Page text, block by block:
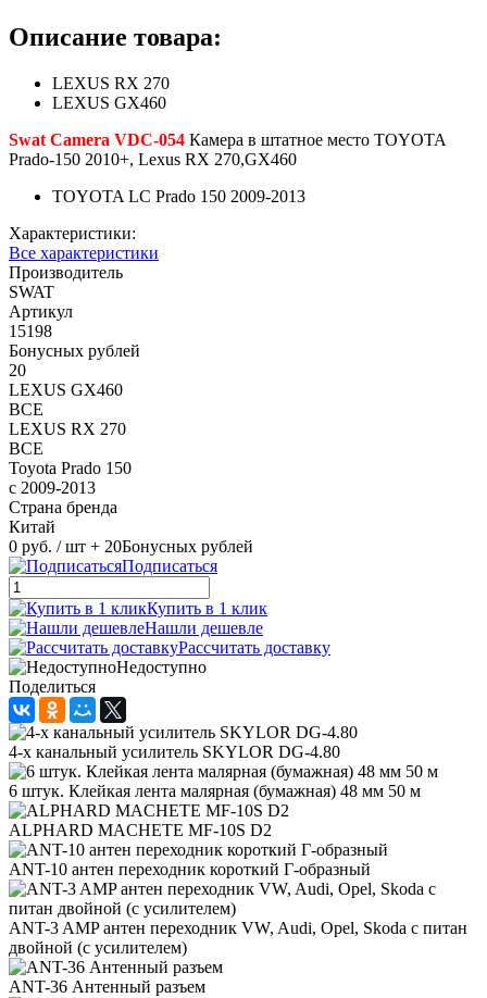
Описание товара:
LEXUS RX 270
LEXUS GX460
Swat Camera VDC-054 Камера в штатное место TOYOTA
Prado-150 2010+, Lexus RX 270,GX460
TOYOTA LC Prado 150 2009-2013
Характеристики:
Все характеристики
Производитель
SWAT
Артикул
15198
Бонусных рублей
20
LEXUS GX460
ВСЕ
LEXUS RX 270
ВСЕ
Toyota Prado 150
с 2009-2013
Страна бренда
Китай
0 руб. / шт + 20Бонусных рублей
Подписаться
Купить в 1 клик
Нашли дешевле
Рассчитать доставку
Недоступно
Поделиться
4-х канальный усилитель SKYLOR DG-4.80
6 штук. Клейкая лента малярная (бумажная) 48 мм 50 м
ALPHARD MACHETE MF-10S D2
ANT-10 антен переходник короткий Г-образный
ANT-3 AMP антен переходник VW, Audi, Opel, Skoda с питан
двойной (с усилителем)
ANT-36 Антенный разъем